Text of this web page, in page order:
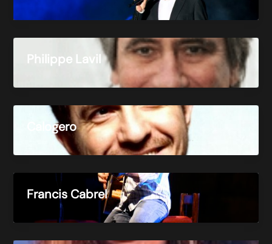
Philippe Lavil
Calogero
Francis Cabrel